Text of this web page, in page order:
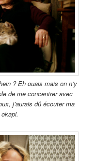
? Eh ouais mais on n’y
de me concentrer avec
j’aurais dû écouter ma